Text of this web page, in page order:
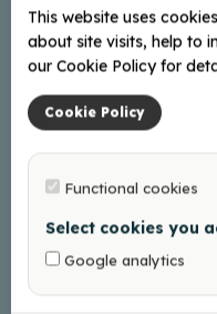
This website uses
about site visits, help to
our Cookie Policy for
Cookie Policy
Functional cookies
Select cookies you
Google analytics